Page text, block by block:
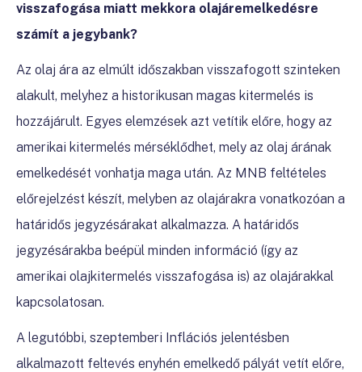
visszafogása miatt mekkora olajáremelkedésre
számít a jegybank?
Az olaj ára az elmúlt időszakban visszafogott szinteken
alakult, melyhez a historikusan magas kitermelés is
hozzájárult. Egyes elemzések azt vetítik előre, hogy az
amerikai kitermelés mérséklődhet, mely az olaj árának
emelkedését vonhatja maga után. Az MNB feltételes
előrejelzést készít, melyben az olajárakra vonatkozóan a
határidős jegyzésárakat alkalmazza. A határidős
jegyzésárakba beépül minden információ (így az
amerikai olajkitermelés visszafogása is) az olajárakkal
kapcsolatosan.
A legutóbbi, szeptemberi Inflációs jelentésben
alkalmazott feltevés enyhén emelkedő pályát vetít előre,